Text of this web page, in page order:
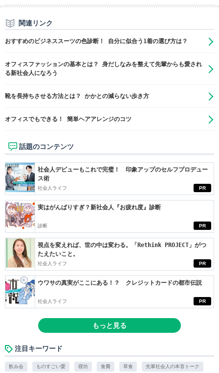
関連リンク
おすすめのビジネススーツの色診断！ 自分に似合う1着の選び方は？
オフィスファッションの基本とは？ 身だしなみを整えて先輩からも愛され
る新社会人になろう
靴を長持ちさせる方法とは？ かかとの減らない歩き方
オフィスでもできる！ 簡単ヘアアレンジのコツ
話題のコンテンツ
PR
社会人デビューもこれで完璧！ 印象アップのセルフプロデュー
ス術
社会人ライフ
PR
実はがんばりすぎ？新社会人『お疲れ度』診断
診断
PR
視点を変えれば、世の中は変わる。「Rethink PROJECT」がつ
たえたいこと。
社会人ライフ
PR
ウワサの真実がここにある！？ クレジットカードの都市伝説
社会人ライフ
もっと見る
注目キーワード
飲み会 ものすごい愛 寝坊 食費 草食 先輩社会人の本音トーク